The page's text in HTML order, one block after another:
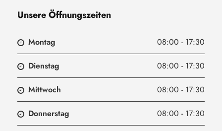
Unsere Öffnungszeiten
Montag 08:00 - 17:30
Dienstag 08:00 - 17:30
Mittwoch 08:00 - 17:30
Donnerstag 08:00 - 17:30